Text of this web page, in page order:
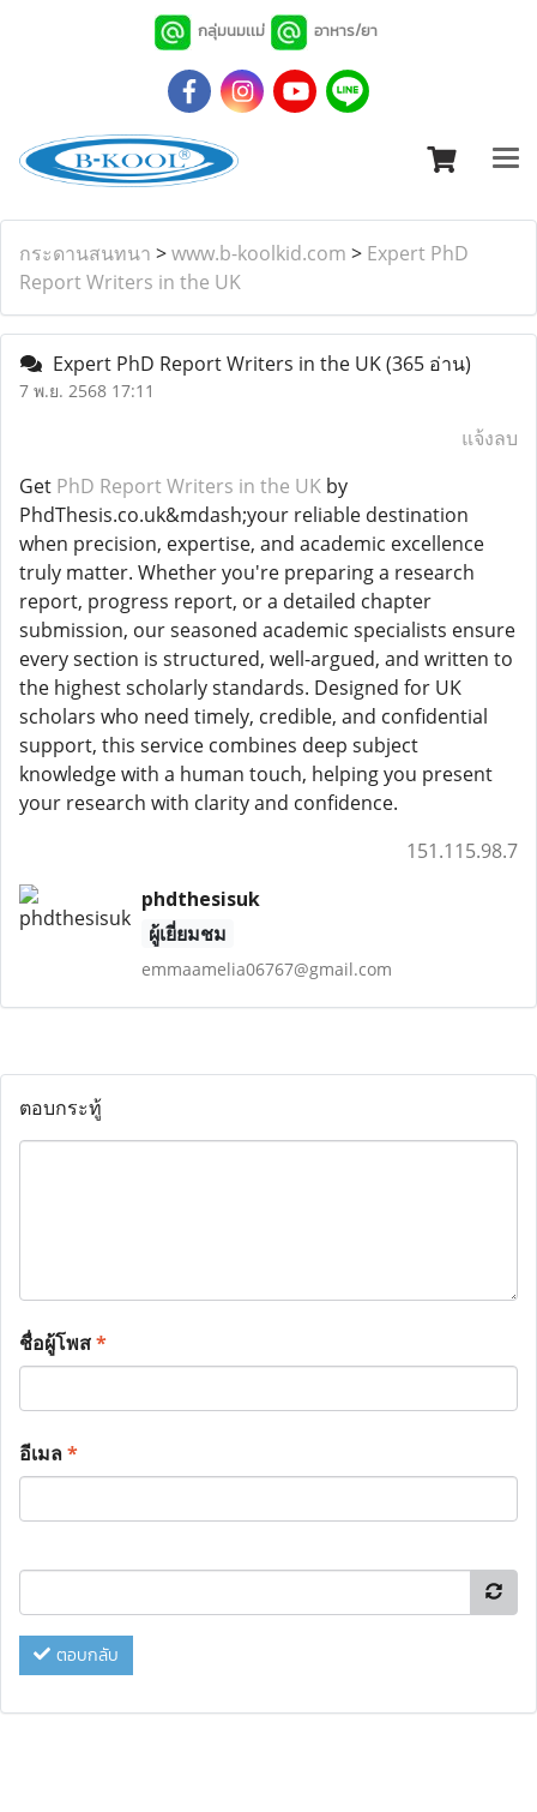
กลุ่มนมเเม่ อาหาร/ยา
กระดานสนทนา >www.b-koolkid.com > Expert PhD
Report Writers in the UK
Expert PhD Report Writers in the UK(365 อ่าน)
7 พ.ย. 2568 17:11
แจ้งลบ
Get PhD Report Writers in the UK by
PhdThesis.co.uk&mdash;your reliable destination
when precision, expertise, and academic excellence
truly matter. Whether you're preparing a research
report, progress report, or a detailed chapter
submission, our seasoned academic specialists ensure
every section is structured, well-argued, and written to
the highest scholarly standards. Designed for UK
scholars who need timely, credible, and confidential
support, this service combines deep subject
knowledge with a human touch, helping you present
your research with clarity and confidence.
151.115.98.7
phdthesisuk
ผู้เยี่ยมชม
emmaamelia06767@gmail.com
ตอบกระทู้
ชื่อผู้โพส*
อีเมล*
ตอบกลับ